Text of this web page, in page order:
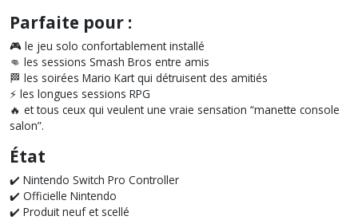
Parfaite pour :
🎮 le jeu solo confortablement installé
👊 les sessions Smash Bros entre amis
🏁 les soirées Mario Kart qui détruisent des amitiés
⚡ les longues sessions RPG
🔥 et tous ceux qui veulent une vraie sensation “manette console
salon”.
État
✔️ Nintendo Switch Pro Controller
✔️ Officielle Nintendo
✔️ Produit neuf et scellé